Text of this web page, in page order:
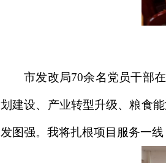
市发改局70余名党员干部
划建设、产业转型升级、粮食
发图强。我将扎根项目服务一